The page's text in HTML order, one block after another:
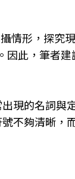
情形，探究
因此，筆者
現的名詞與
不夠清晰，